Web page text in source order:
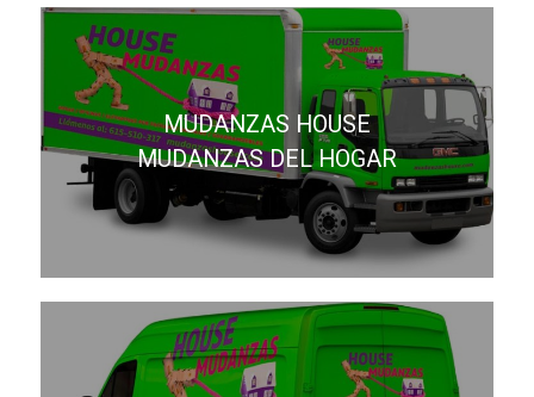
MUDANZAS HOUSE
MUDANZAS DEL HOGAR